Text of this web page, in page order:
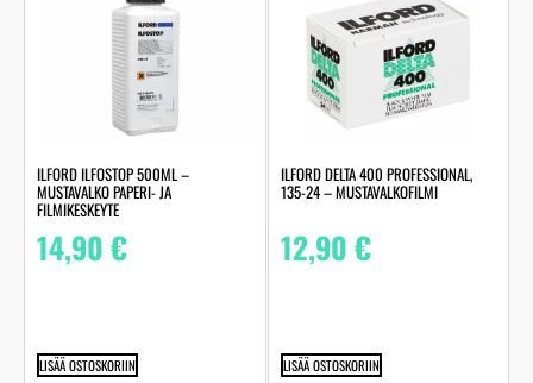
ILFORD ILFOSTOP 500ML –
MUSTAVALKO PAPERI- JA
FILMIKESKEYTE
14,90€
LISÄÄ OSTOSKORIIN
ILFORD DELTA 400 PROFESSIONAL,
135-24 – MUSTAVALKOFILMI
12,90€
LISÄÄ OSTOSKORIIN